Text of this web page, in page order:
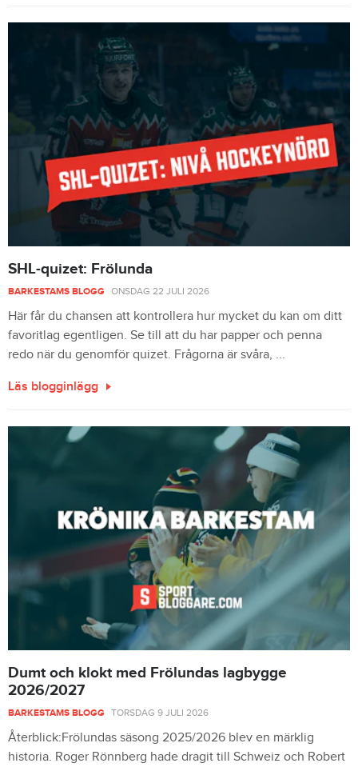
SHL-quizet: Frölunda
BARKESTAMS BLOGG ONSDAG 22 JULI 2026
Här får du chansen att kontrollera hur mycket du kan om ditt
favoritlag egentligen. Se till att du har papper och penna
redo när du genomför quizet. Frågorna är svåra, ...
Läs blogginlägg
Dumt och klokt med Frölundas lagbygge
2026/2027
BARKESTAMS BLOGG TORSDAG 9 JULI 2026
Återblick:Frölundas säsong 2025/2026 blev en märklig
historia. Roger Rönnberg hade dragit till Schweiz och Robert